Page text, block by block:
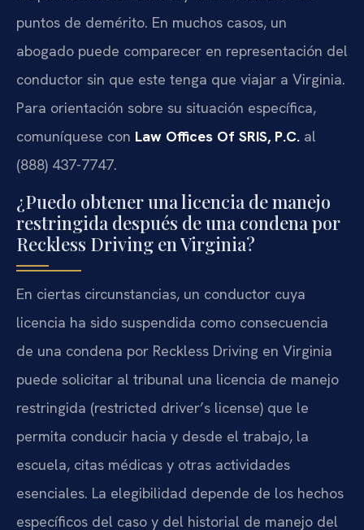
puntos de demérito. En muchos casos, un
abogado puede comparecer en representación del
conductor sin que este tenga que viajar a Virginia.
Para orientación sobre su situación específica,
comuníquese con Law Offices Of SRIS, P.C. al
(888) 437-7747.
¿Puedo obtener una licencia de manejo
restringida después de una condena por
Reckless Driving en Virginia?
En ciertas circunstancias, un conductor cuya
licencia ha sido suspendida como consecuencia
de una condena por Reckless Driving en Virginia
puede solicitar al tribunal una licencia de manejo
restringida (restricted driver’s license) que le
permita conducir hacia y desde el trabajo, la
escuela, citas médicas y otras actividades
esenciales. La elegibilidad depende de los hechos
específicos del caso y del historial de manejo del